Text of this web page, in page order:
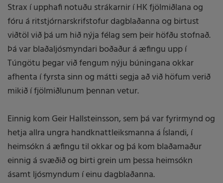
Strax í upphafi notuðu strákarnir í HK fjölmiðlana og
fóru á ritstjórnarskrifstofur dagblaðanna og birtust
viðtöl við þá um hið nýja félag sem þeir höfðu stofnað.
Þá var blaðaljósmyndari boðaður á æfingu upp í
Túngötu þegar við fengum nýju búningana okkar
afhenta í fyrsta sinn og mátti segja að við höfum verið
mikið í fjölmiðlunum þennan vetur.
Einnig kom Geir Hallsteinsson, sem þá var fyrirmynd og
hetja allra ungra handknattleiksmanna á Íslandi, í
heimsókn á æfingu til okkar og þá kom blaðamaður
einnig á svæðið og birti grein um þessa heimsókn
ásamt ljósmyndum í einu dagblaðanna.